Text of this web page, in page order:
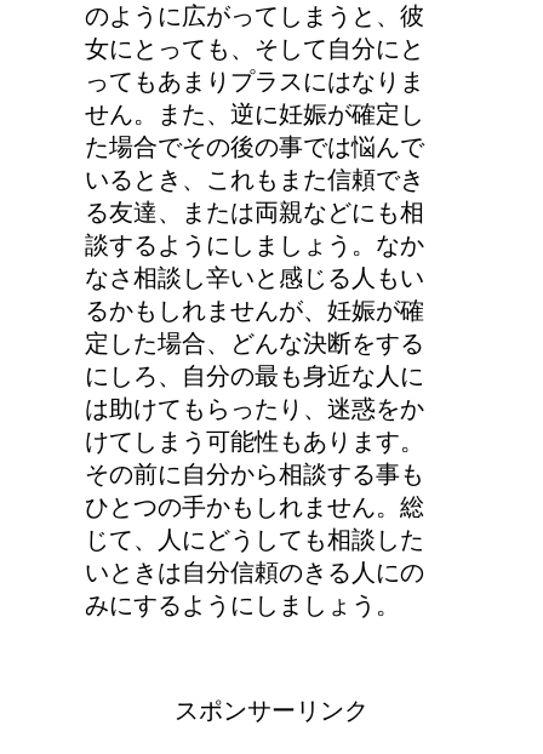
のように広がってしまうと、彼
女にとっても、そして自分にと
ってもあまりプラスにはなりま
せん。また、逆に妊娠が確定し
た場合でその後の事では悩んで
いるとき、これもまた信頼でき
る友達、または両親などにも相
談するようにしましょう。なか
なさ相談し辛いと感じる人もい
るかもしれませんが、妊娠が確
定した場合、どんな決断をする
にしろ、自分の最も身近な人に
は助けてもらったり、迷惑をか
けてしまう可能性もあります。
その前に自分から相談する事も
ひとつの手かもしれません。総
じて、人にどうしても相談した
いときは自分信頼のきる人にの
みにするようにしましょう。
スポンサーリンク